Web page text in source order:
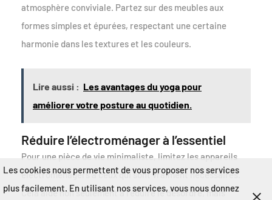
atmosphère conviviale. Partez sur des meubles aux
formes simples et épurées, respectant une certaine
harmonie dans les textures et les couleurs.
Lire aussi : Les avantages du yoga pour
améliorer votre posture au quotidien.
Réduire l’électroménager à l’essentiel
Pour une pièce de vie minimaliste, limitez les appareils
électroménagers à ceux qui sont vraiment nécessaires.
Cela aide non seulement à réduire le désordre, mais
Les cookies nous permettent de vous proposer nos services
plus facilement. En utilisant nos services, vous nous donnez